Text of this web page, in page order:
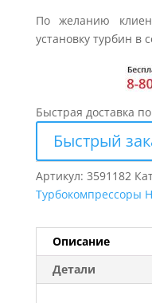
По желанию
установку турбин в
Быстрая доставка
Быстрый
Артикул: 3591182
Турбокомпрессоры
Описание
Детали